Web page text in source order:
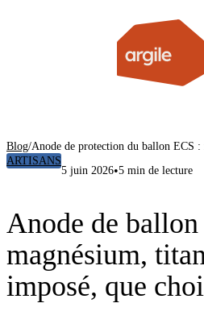
Blog/
ARTISANS
5 juin 2026•5 min de lecture
Anode de ballon
magnésium,
imposé, que